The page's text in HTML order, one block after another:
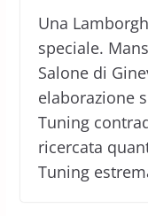
Una
speciale.
Salone di
elaborazione
Tuning
ricercata
Tuning